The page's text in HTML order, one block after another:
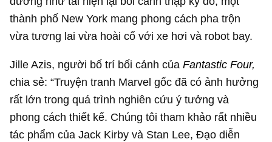
thành phố New York mang phong cách pha trộn
vừa tương lai vừa hoài cổ với xe hơi và robot bay.
Jille Azis, người bố trí bối cảnh củaFantastic Four,
chia sẻ: “Truyện tranh Marvel gốc đã có ảnh hưởng
rất lớn trong quá trình nghiên cứu ý tưởng và
phong cách thiết kế. Chúng tôi tham khảo rất nhiều
tác phẩm của Jack Kirby và Stan Lee, Đạo diễn